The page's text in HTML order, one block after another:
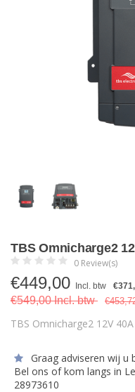
TBS Omnicharge2
0 Review(s)
€449,00 Incl. btw
€549,00 Incl. btw
TBS Omnicharge2 12V
Graag adviseren wij u
Bel ons of kom langs in
28973610